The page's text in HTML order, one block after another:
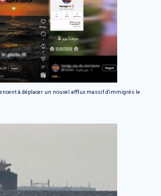
à déplacer un nouvel afflux massif d'immigrés le